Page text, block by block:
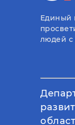
Единый
людей с